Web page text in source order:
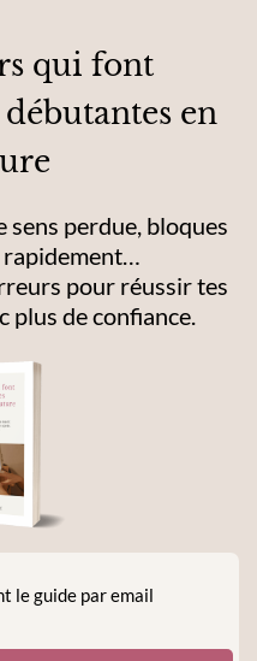
qui font
en
perdue, bloques
rapidement…
pour réussir tes
plus de confiance.
le guide par email